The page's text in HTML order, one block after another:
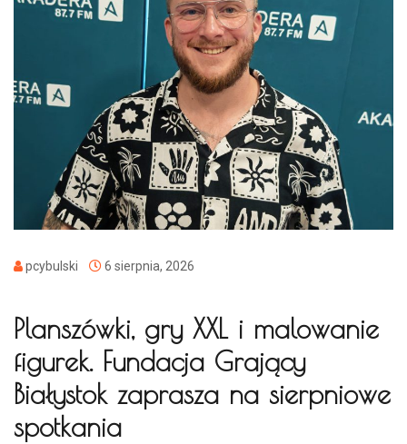
pcybulski 6 sierpnia, 2026
Planszówki, gry XXL i malowanie
figurek. Fundacja Grający
Białystok zaprasza na sierpniowe
spotkania